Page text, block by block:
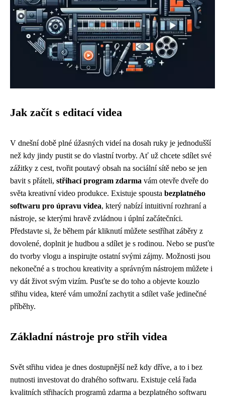
Jak začít s editací videa
V dnešní době plné úžasných videí na dosah ruky je jednodušší
než kdy jindy pustit se do vlastní tvorby. Ať už chcete sdílet své
zážitky z cest, tvořit poutavý obsah na sociální sítě nebo se jen
bavit s přáteli, střihací program zdarma vám otevře dveře do
světa kreativní video produkce. Existuje spousta bezplatného
softwaru pro úpravu videa, který nabízí intuitivní rozhraní a
nástroje, se kterými hravě zvládnou i úplní začátečníci.
Představte si, že během pár kliknutí můžete sestříhat záběry z
dovolené, doplnit je hudbou a sdílet je s rodinou. Nebo se pusťte
do tvorby vlogu a inspirujte ostatní svými zájmy. Možnosti jsou
nekonečné a s trochou kreativity a správným nástrojem můžete i
vy dát život svým vizím. Pusťte se do toho a objevte kouzlo
střihu videa, které vám umožní zachytit a sdílet vaše jedinečné
příběhy.
Základní nástroje pro střih videa
Svět střihu videa je dnes dostupnější než kdy dříve, a to i bez
nutnosti investovat do drahého softwaru. Existuje celá řada
kvalitních střihacích programů zdarma a bezplatného softwaru